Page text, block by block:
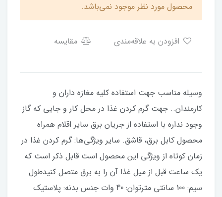
محصول مورد نظر موجود نمی‌باشد.
مقایسه
وسیله مناسب جهت استفاده کلیه مغازه داران و
کارمندان.. جهت گرم کردن غذا در محل کار و جایی که گاز
وجود نداره با استفاده از جریان برق سایر اقلام همراه
محصول کابل برق، قاشق. سایر ویژگی‌ها: گرم کردن غذا در
زمان کوتاه از ویژگی این محصول است قابل ذکر است که
یک ساعت قبل از میل غذا آن را به برق متصل کنیدطول
سیم: 100 سانتی مترتوان: 40 وات جنس بدنه: پلاستیک